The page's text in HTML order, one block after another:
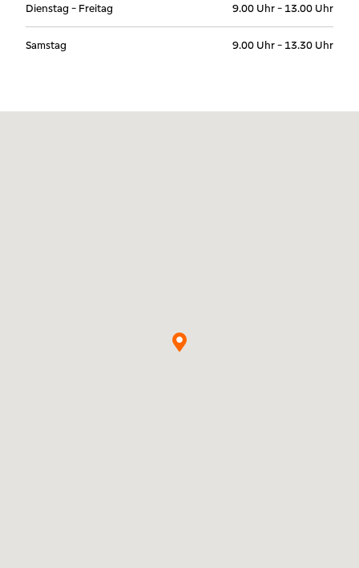
Dienstag - Freitag 9.00 Uhr - 13.00 Uhr
Samstag 9.00 Uhr - 13.30 Uhr